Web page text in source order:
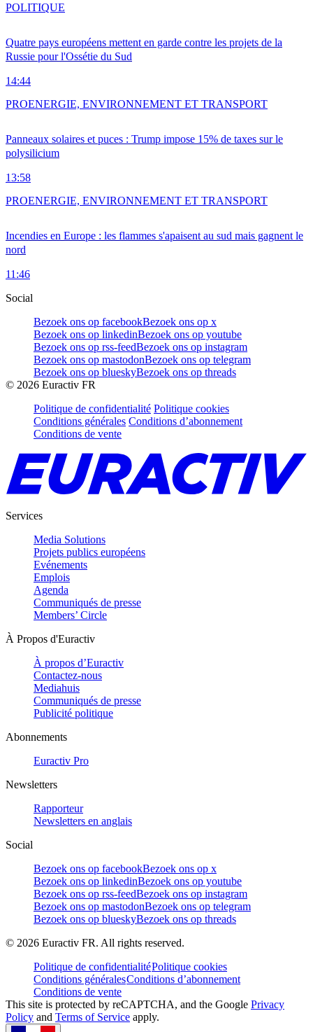
Quatre pays européens mettent en garde contre les projets de la
Russie pour l'Ossétie du Sud
14:44
POLITIQUE
Panneaux solaires et puces : Trump impose 15% de taxes sur le
polysilicium
13:58
PROENERGIE, ENVIRONNEMENT ET TRANSPORT
Incendies en Europe : les flammes s'apaisent au sud mais gagnent le
nord
11:46
PROENERGIE, ENVIRONNEMENT ET TRANSPORT
Social
Bezoek ons op facebookBezoek ons op x
Bezoek ons op linkedinBezoek ons op youtube
Bezoek ons op rss-feedBezoek ons op instagram
Bezoek ons op mastodonBezoek ons op telegram
Bezoek ons op blueskyBezoek ons op threads
© 2026 Euractiv FR
Politique de confidentialité Politique cookies
Conditions générales Conditions d’abonnement
Conditions de vente
Services
Media Solutions
Projets publics européens
Evénements
Emplois
Agenda
Communiqués de presse
Members’ Circle
À Propos d'Euractiv
À propos d’Euractiv
Contactez-nous
Mediahuis
Communiqués de presse
Publicité politique
Abonnements
Euractiv Pro
Newsletters
Rapporteur
Newsletters en anglais
Social
Bezoek ons op facebookBezoek ons op x
Bezoek ons op linkedinBezoek ons op youtube
Bezoek ons op rss-feedBezoek ons op instagram
Bezoek ons op mastodonBezoek ons op telegram
Bezoek ons op blueskyBezoek ons op threads
© 2026 Euractiv FR. All rights reserved.
Politique de confidentialitéPolitique cookies
Conditions généralesConditions d’abonnement
Conditions de vente
This site is protected by reCAPTCHA, and the Google Privacy
Policy and Terms of Service apply.